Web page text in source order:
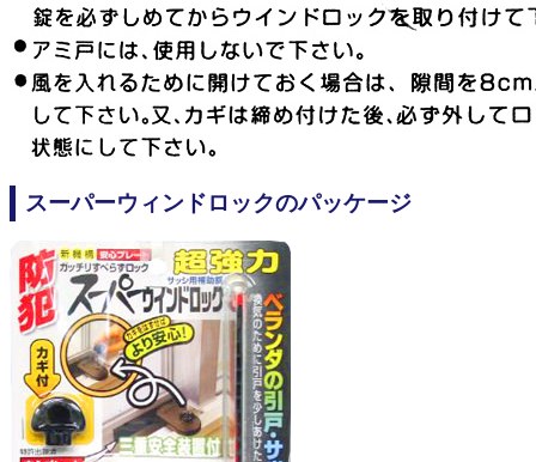
スーパーウィンドロックのパッケージ